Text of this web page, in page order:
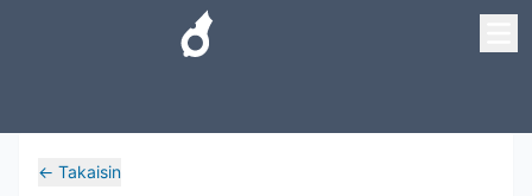
← Takaisin